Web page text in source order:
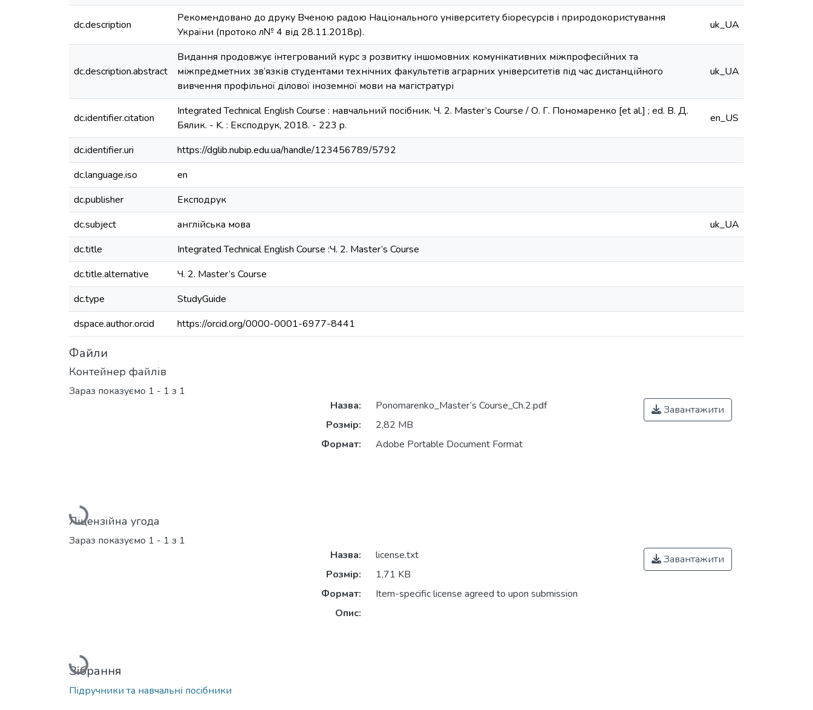
dc.description
Рекомендовано до друку Вченою радою Національного університету біоресурсів і природокористування
України (протоко л№ 4 від 28.11.2018р).
uk_UA
dc.description.abstract
Видання продовжує інтегрований курс з розвитку іншомовних комунікативних міжпрофесійних та
міжпредметних зв‘язків студентами технічних факультетів аграрних університетів під час дистанційного
вивчення профільної ділової іноземної мови на магістратурі
uk_UA
dc.identifier.citation
Integrated Technical English Course : навчальний посібник. Ч. 2. Master’s Course / О. Г. Пономаренко [et al.] ; ed. В. Д.
Бялик. - K. : Експодрук, 2018. - 223 p.
en_US
dc.identifier.uri
https://dglib.nubip.edu.ua/handle/123456789/5792
dc.language.iso
en
dc.publisher
Експодрук
dc.subject
англійська мова
uk_UA
dc.title
Integrated Technical English Course :Ч. 2. Master’s Course
dc.title.alternative
Ч. 2. Master’s Course
dc.type
StudyGuide
dspace.author.orcid
https://orcid.org/0000-0001-6977-8441
Файли
Контейнер файлів
Зараз показуємо 1 - 1 з 1
Вантажиться...
Назва:
Ponomarenko_Master’s Course_Ch.2.pdf
Розмір:
2,82 MB
Формат:
Adobe Portable Document Format
Завантажити
Ліцензійна угода
Зараз показуємо 1 - 1 з 1
Вантажиться...
Назва:
license.txt
Розмір:
1,71 KB
Формат:
Item-specific license agreed to upon submission
Опис:
Завантажити
Зібрання
Підручники та навчальні посібники